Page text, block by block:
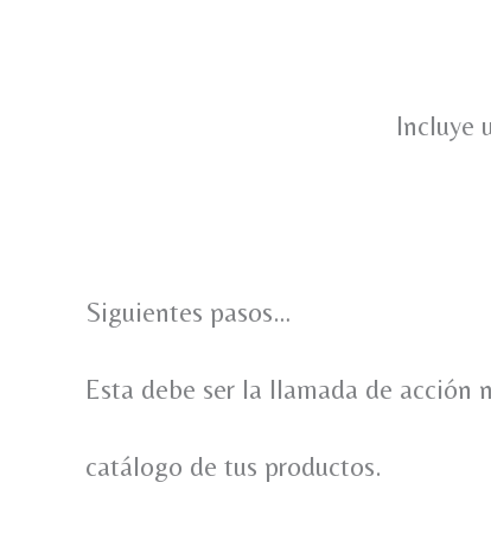
Incluye
Siguientes pasos…
Esta debe ser la llamada de
catálogo de tus productos.